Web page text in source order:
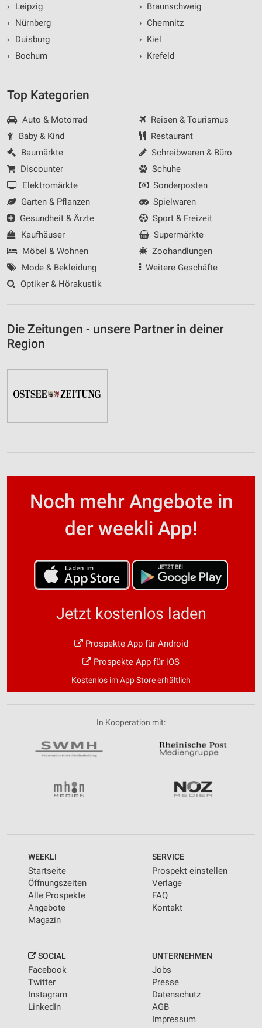
›
Leipzig
›
Nürnberg
›
Duisburg
›
Bochum
› Braunschweig
› Chemnitz
› Kiel
› Krefeld
Top Kategorien
Auto & Motorrad
Baby & Kind
Baumärkte
Discounter
Elektromärkte
Garten & Pflanzen
Gesundheit & Ärzte
Kaufhäuser
Möbel & Wohnen
Mode & Bekleidung
Optiker & Hörakustik
Reisen & Tourismus
Restaurant
Schreibwaren & Büro
Schuhe
Sonderposten
Spielwaren
Sport & Freizeit
Supermärkte
Zoohandlungen
Weitere Geschäfte
Die Zeitungen - unsere Partner in deiner
Region
Noch mehr Angebote in
der weekli App!
Jetzt kostenlos laden
Prospekte App für Android
Prospekte App für iOS
Kostenlos im App Store erhältlich
In Kooperation mit:
WEEKLI
Startseite
Öffnungszeiten
Alle Prospekte
Angebote
Magazin
SERVICE
Prospekt einstellen
Verlage
FAQ
Kontakt
SOCIAL
Facebook
Twitter
Instagram
LinkedIn
UNTERNEHMEN
Jobs
Presse
Datenschutz
AGB
Impressum